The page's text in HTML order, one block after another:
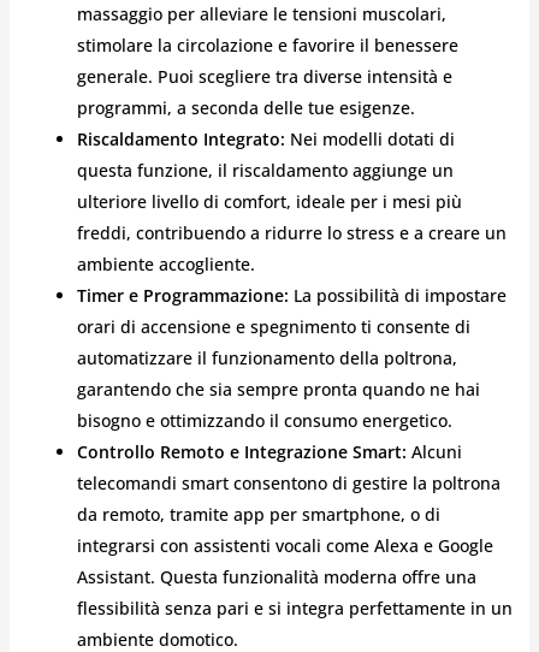
massaggio per alleviare le tensioni muscolari,
stimolare la circolazione e favorire il benessere
generale. Puoi scegliere tra diverse intensità e
programmi, a seconda delle tue esigenze.
Riscaldamento Integrato: Nei modelli dotati di
questa funzione, il riscaldamento aggiunge un
ulteriore livello di comfort, ideale per i mesi più
freddi, contribuendo a ridurre lo stress e a creare un
ambiente accogliente.
Timer e Programmazione: La possibilità di impostare
orari di accensione e spegnimento ti consente di
automatizzare il funzionamento della poltrona,
garantendo che sia sempre pronta quando ne hai
bisogno e ottimizzando il consumo energetico.
Controllo Remoto e Integrazione Smart: Alcuni
telecomandi smart consentono di gestire la poltrona
da remoto, tramite app per smartphone, o di
integrarsi con assistenti vocali come Alexa e Google
Assistant. Questa funzionalità moderna offre una
flessibilità senza pari e si integra perfettamente in un
ambiente domotico.